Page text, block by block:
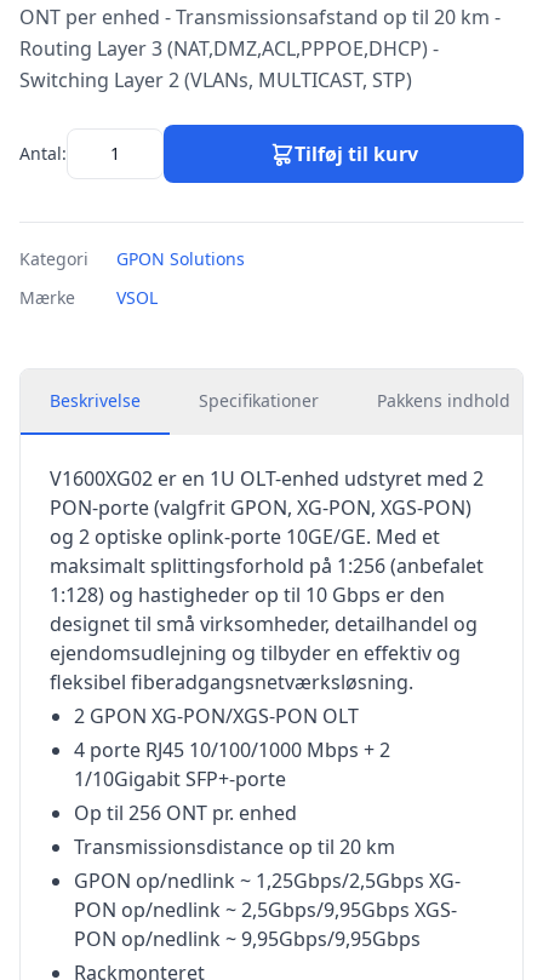
ONT per enhed - Transmissionsafstand op til 20 km -
Routing Layer 3 (NAT,DMZ,ACL,PPPOE,DHCP) -
Switching Layer 2 (VLANs, MULTICAST, STP)
Antal: Tilføj til kurv
Kategori
GPON Solutions
Mærke
VSOL
Beskrivelse Specifikationer Pakkens indhold
V1600XG02 er en 1U OLT-enhed udstyret med 2
PON-porte (valgfrit GPON, XG-PON, XGS-PON)
og 2 optiske oplink-porte 10GE/GE. Med et
maksimalt splittingsforhold på 1:256 (anbefalet
1:128) og hastigheder op til 10 Gbps er den
designet til små virksomheder, detailhandel og
ejendomsudlejning og tilbyder en effektiv og
fleksibel fiberadgangsnetværksløsning.
2 GPON XG-PON/XGS-PON OLT
4 porte RJ45 10/100/1000 Mbps + 2
1/10Gigabit SFP+-porte
Op til 256 ONT pr. enhed
Transmissionsdistance op til 20 km
GPON op/nedlink ~ 1,25Gbps/2,5Gbps XG-
PON op/nedlink ~ 2,5Gbps/9,95Gbps XGS-
PON op/nedlink ~ 9,95Gbps/9,95Gbps
Rackmonteret